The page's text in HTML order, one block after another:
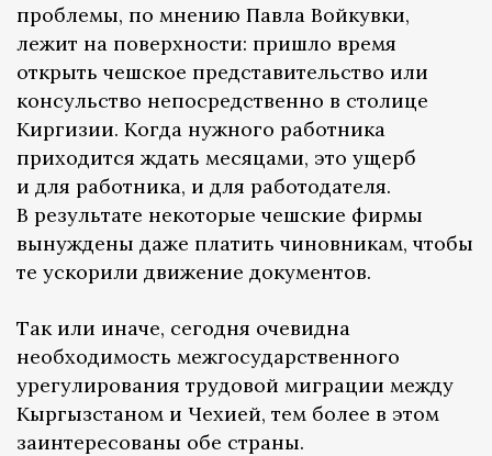
проблемы, по мнению Павла Войкувки,
лежит на поверхности: пришло время
открыть чешское представительство или
консульство непосредственно в столице
Киргизии. Когда нужного работника
приходится ждать месяцами, это ущерб
и для работника, и для работодателя.
В результате некоторые чешские фирмы
вынуждены даже платить чиновникам, чтобы
те ускорили движение документов.
Так или иначе, сегодня очевидна
необходимость межгосударственного
урегулирования трудовой миграции между
Кыргызстаном и Чехией, тем более в этом
заинтересованы обе страны.